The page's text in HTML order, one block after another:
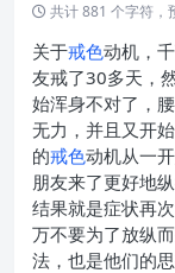
共计 881 个字符，
关于戒色动机，
友戒了30多天，
始浑身不对了，
无力，并且又开
的戒色动机从一
朋友来了更好地纵
结果就是症状再
万不要为了放纵
法，也是他们的